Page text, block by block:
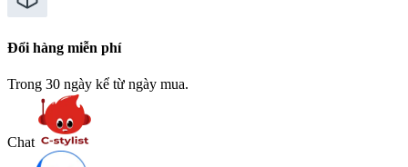
Đổi hàng miễn phí
Trong 30 ngày kể từ ngày mua.
Chat